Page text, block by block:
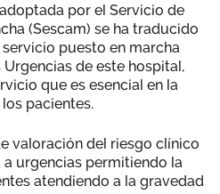
por el Servicio de
(Sescam) se ha traducido
puesto en marcha
Urgencias de este hospital,
que es esencial en la
pacientes.
valoración del riesgo clínico
urgencias permitiendo la
atendiendo a la gravedad